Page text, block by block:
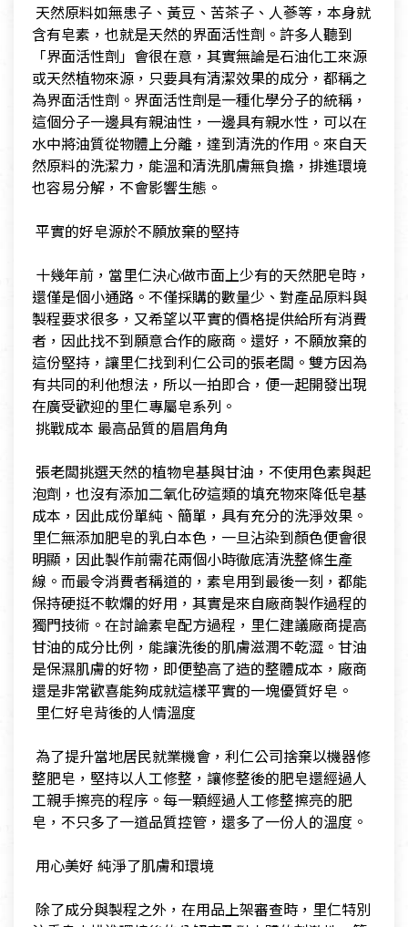
​ 天然原料如無患子、黃豆、苦茶子、人蔘等，本身就
含有皂素，也就是天然的界面活性劑。許多人聽到
「界面活性劑」會很在意，其實無論是石油化工來源
或天然植物來源，只要具有清潔效果的成分，都稱之
為界面活性劑。界面活性劑是一種化學分子的統稱，
這個分子一邊具有親油性，一邊具有親水性，可以在
水中將油質從物體上分離，達到清洗的作用。來自天
然原料的洗潔力，能溫和清洗肌膚無負擔，排進環境
也容易分解，不會影響生態。
​ 平實的好皂源於不願放棄的堅持
​ 十幾年前，當里仁決心做市面上少有的天然肥皂時，
還僅是個小通路。不僅採購的數量少、對產品原料與
製程要求很多，又希望以平實的價格提供給所有消費
者，因此找不到願意合作的廠商。還好，不願放棄的
這份堅持，讓里仁找到利仁公司的張老闆。雙方因為
有共同的利他想法，所以一拍即合，便一起開發出現
在廣受歡迎的里仁專屬皂系列。
​ 挑戰成本 最高品質的眉眉角角
​ 張老闆挑選天然的植物皂基與甘油，不使用色素與起
泡劑，也沒有添加二氧化矽這類的填充物來降低皂基
成本，因此成份單純、簡單，具有充分的洗淨效果。
里仁無添加肥皂的乳白本色，一旦沾染到顏色便會很
明顯，因此製作前需花兩個小時徹底清洗整條生產
線。而最令消費者稱道的，素皂用到最後一刻，都能
保持硬挺不軟爛的好用，其實是來自廠商製作過程的
獨門技術。在討論素皂配方過程，里仁建議廠商提高
甘油的成分比例，能讓洗後的肌膚滋潤不乾澀。甘油
是保濕肌膚的好物，即便墊高了造的整體成本，廠商
還是非常歡喜能夠成就這樣平實的一塊優質好皂。
​ ​里仁好皂背後的人情溫度
​ 為了提升當地居民就業機會，利仁公司捨棄以機器修
整肥皂，堅持以人工修整，讓修整後的肥皂還經過人
工親手擦亮的程序。每一顆經過人工修整擦亮的肥
皂，不只多了一道品質控管，還多了一份人的溫度。
​ 用心美好 純淨了肌膚和環境
​ 除了成分與製程之外，在用品上架審查時，里仁特別